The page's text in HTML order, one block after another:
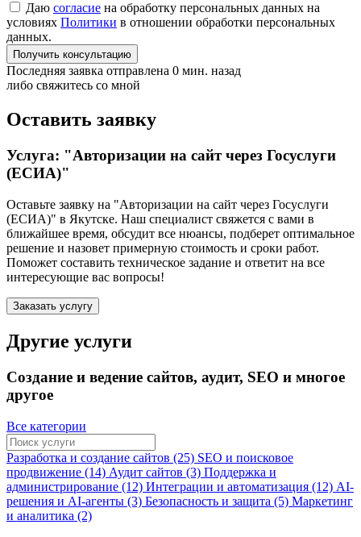
Даю согласие на обработку персональных данных на
условиях Политики в отношении обработки персональных
данных.
Получить консультацию
Последняя заявка отправлена 0 мин. назад
либо свяжитесь со мной
Оставить заявку
Услуга: "Авторизации на сайт через Госуслуги
(ЕСИА)"
Оставьте заявку на "Авторизации на сайт через Госуслуги
(ЕСИА)" в Якутске. Наш специалист свяжется с вами в
ближайшее время, обсудит все нюансы, подберет оптимальное
решение и назовет примерную стоимость и сроки работ.
Поможет составить техническое задание и ответит на все
интересующие вас вопросы!
Заказать услугу
Другие услуги
Создание и ведение сайтов, аудит, SEO и многое
другое
Все категории
Разработка и создание сайтов (25) SEO и поисковое
продвижение (14) Аудит сайтов (3) Поддержка и
администрирование (12) Интеграции и автоматизация (12) AI-
решения и AI-агенты (3) Безопасность и защита (5) Маркетинг
и аналитика (2)